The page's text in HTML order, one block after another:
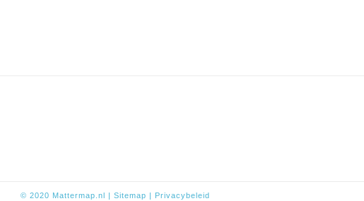
© 2020 Mattermap.nl | Sitemap | Privacybeleid